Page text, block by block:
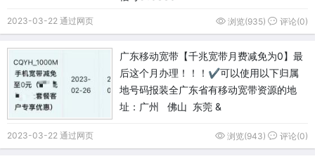
2023-03-22 通过网页 浏览(935) 评论(0)
广东移动宽带【千兆宽带月费减免为0】最
后这个月办理！！！✔可以使用以下归属
地号码报装全广东省有移动宽带资源的地
址：广州 佛山 东莞 &
2023-03-22 通过网页 浏览(943) 评论(0)